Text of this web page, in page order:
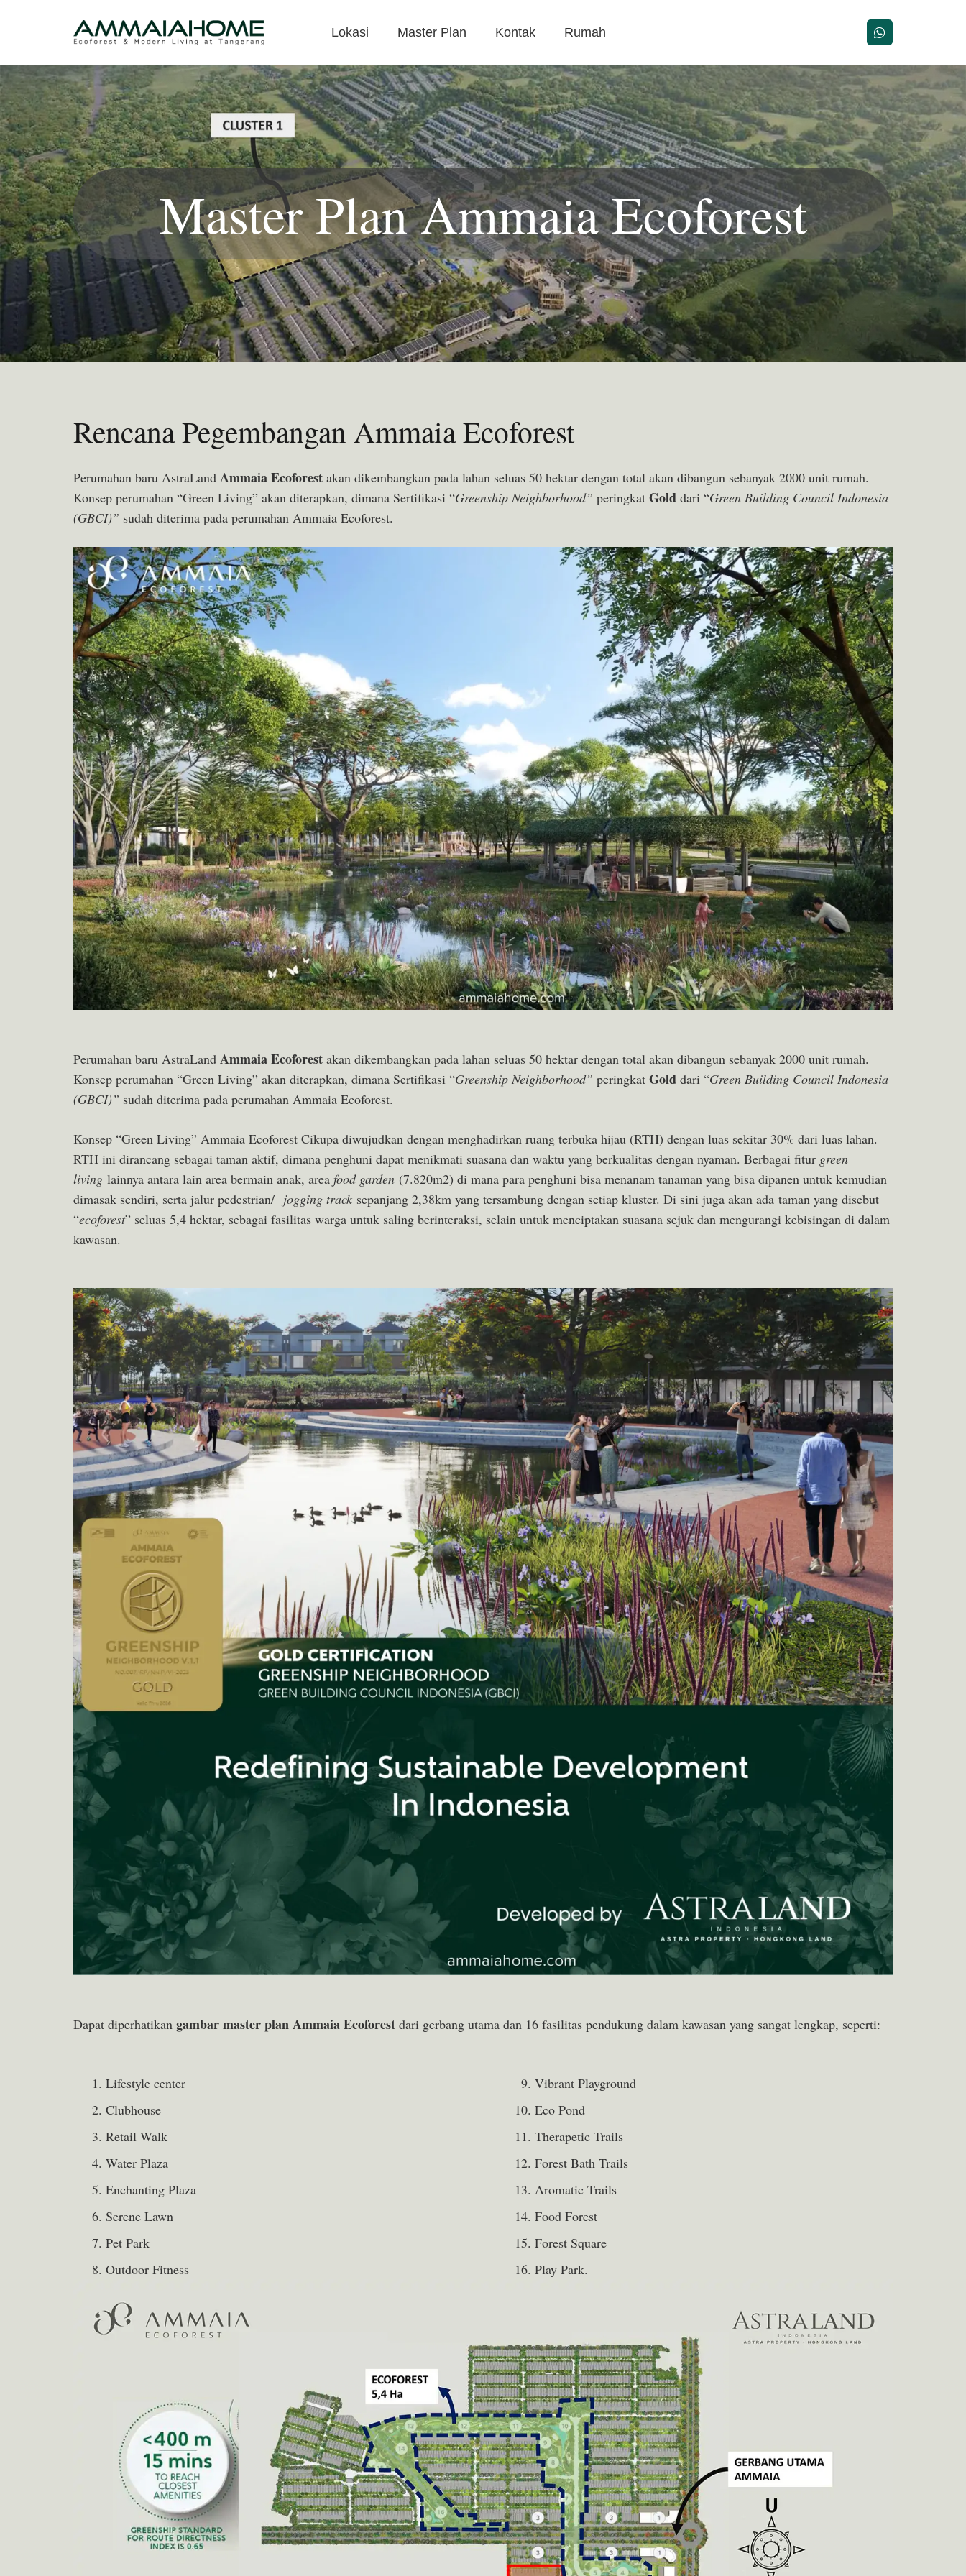
Lokasi Master Plan Kontak Rumah
Master Plan Ammaia Ecoforest
Rencana Pegembangan Ammaia Ecoforest
Perumahan baru AstraLand Ammaia Ecoforest akan dikembangkan pada lahan seluas 50 hektar dengan total akan dibangun sebanyak 2000 unit rumah.
Konsep perumahan “Green Living” akan diterapkan, dimana Sertifikasi “Greenship Neighborhood” peringkat Gold dari “Green Building Council Indonesia
(GBCI)” sudah diterima pada perumahan Ammaia Ecoforest.
Perumahan baru AstraLand Ammaia Ecoforest akan dikembangkan pada lahan seluas 50 hektar dengan total akan dibangun sebanyak 2000 unit rumah.
Konsep perumahan “Green Living” akan diterapkan, dimana Sertifikasi “Greenship Neighborhood” peringkat Gold dari “Green Building Council Indonesia
(GBCI)” sudah diterima pada perumahan Ammaia Ecoforest.
Konsep “Green Living” Ammaia Ecoforest Cikupa diwujudkan dengan menghadirkan ruang terbuka hijau (RTH) dengan luas sekitar 30% dari luas lahan.
RTH ini dirancang sebagai taman aktif, dimana penghuni dapat menikmati suasana dan waktu yang berkualitas dengan nyaman. Berbagai fitur green
living lainnya antara lain area bermain anak, area food garden (7.820m2) di mana para penghuni bisa menanam tanaman yang bisa dipanen untuk kemudian
dimasak sendiri, serta jalur pedestrian/ jogging track sepanjang 2,38km yang tersambung dengan setiap kluster. Di sini juga akan ada taman yang disebut
“ecoforest” seluas 5,4 hektar, sebagai fasilitas warga untuk saling berinteraksi, selain untuk menciptakan suasana sejuk dan mengurangi kebisingan di dalam
kawasan.
Dapat diperhatikan gambar master plan Ammaia Ecoforest dari gerbang utama dan 16 fasilitas pendukung dalam kawasan yang sangat lengkap, seperti:
Lifestyle center
Clubhouse
Retail Walk
Water Plaza
Enchanting Plaza
Serene Lawn
Pet Park
Outdoor Fitness
Vibrant Playground
Eco Pond
Therapetic Trails
Forest Bath Trails
Aromatic Trails
Food Forest
Forest Square
Play Park.